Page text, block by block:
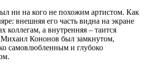
ни на кого не похожим артистом. Как
внешняя его часть видна на экране
коллегам, а внутренняя – таится
Михаил Кононов был замкнутом,
самовлюбленным и глубоко